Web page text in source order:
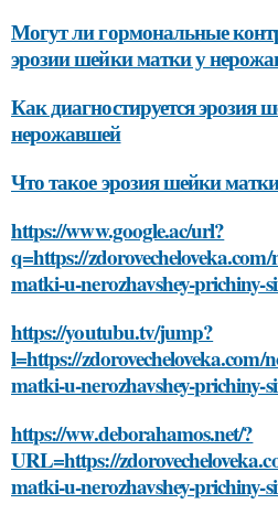
Могут ли гормональные
эрозии шейки матки у
Как диагностируется эрозия
нерожавшей
Что такое эрозия шейки
https://www.google.ac/url?
q=https://
matki-u-nerozhavshey-prichiny-
https://youtubu.tv/jump?
l=https://zdorovecheloveka.com/
matki-u-nerozhavshey-prichiny-
https://ww.deborahamos.net/?
URL=https://
matki-u-nerozhavshey-prichiny-